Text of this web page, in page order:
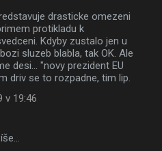
drasticke omezeni
protikladu k
Kdyby zustalo jen u
sluzeb blabla, tak OK. Ale
desi... "novy prezident EU
driv se to rozpadne, tim lip.
v 19:46